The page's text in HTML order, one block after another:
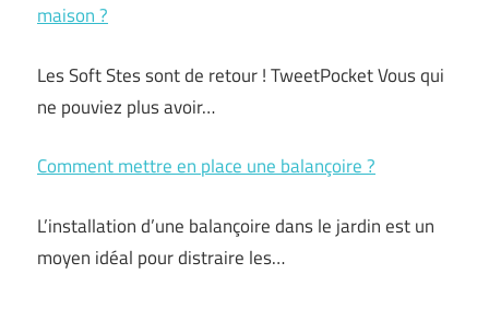
maison ?
Les Soft Stes sont de retour ! TweetPocket Vous qui
ne pouviez plus avoir…
Comment mettre en place une balançoire ?
L’installation d’une balançoire dans le jardin est un
moyen idéal pour distraire les…